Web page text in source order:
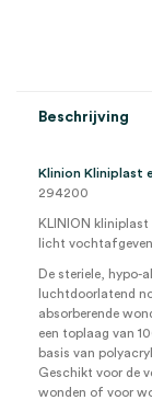
Beschrijving
Klinion Kliniplast
294200
KLINION
licht
De steriele, hypo-
luchtdoorlatend
absorberende
een toplaag van
basis van
Geschikt voor de
wonden of voor